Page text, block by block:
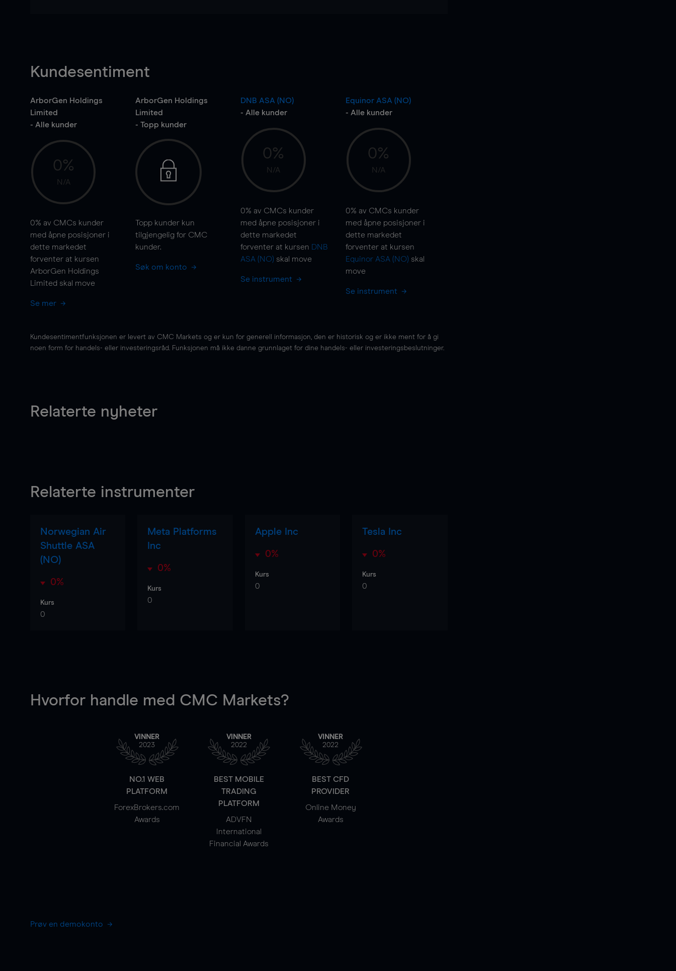
Kundesentiment
ArborGen Holdings
Limited
- Alle kunder
0%
N/A
0% av CMCs kunder
med åpne posisjoner i
dette markedet
forventer at kursen
ArborGen Holdings
Limited skal move
Se mer
ArborGen Holdings
Limited
- Topp kunder
Topp kunder kun
tilgjengelig for CMC
kunder.
Søk om konto
DNB ASA (NO)
- Alle kunder
0%
N/A
0% av CMCs kunder
med åpne posisjoner i
dette markedet
forventer at kursen DNB
ASA (NO) skal move
Se instrument
Equinor ASA (NO)
- Alle kunder
0%
N/A
0% av CMCs kunder
med åpne posisjoner i
dette markedet
forventer at kursen
Equinor ASA (NO) skal
move
Se instrument
Kundesentimentfunksjonen er levert av CMC Markets og er kun for generell informasjon, den er historisk og er ikke ment for å gi
noen form for handels- eller investeringsråd. Funksjonen må ikke danne grunnlaget for dine handels- eller investeringsbeslutninger.
Relaterte nyheter
Relaterte instrumenter
Norwegian Air
Shuttle ASA
(NO)
0%
Kurs
0
Meta Platforms
Inc
0%
Kurs
0
Apple Inc
0%
Kurs
0
Tesla Inc
0%
Kurs
0
Hvorfor handle med CMC Markets?
VINNER
2023
NO.1 WEB
PLATFORM
ForexBrokers.com
Awards
VINNER
2022
BEST MOBILE
TRADING
PLATFORM
ADVFN
International
Financial Awards
VINNER
2022
BEST CFD
PROVIDER
Online Money
Awards
Prøv en demokonto